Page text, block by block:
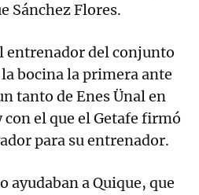
Sánchez Flores.
entrenador del conjunto
bocina la primera ante
tanto de Enes Ünal en
el que el Getafe firmó
para su entrenador.
ayudaban a Quique, que